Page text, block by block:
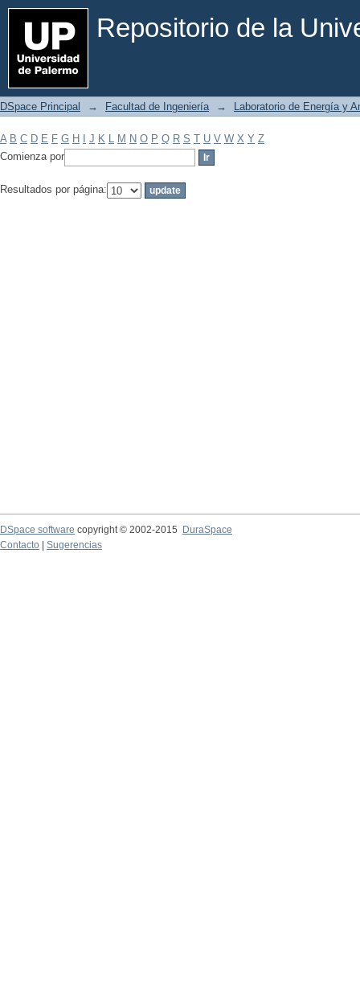
Repositorio de la
Filtrar por: Materia
DSpace Principal → Facultad de Ingeniería → Laboratorio de Energía y
A B C D E F G H J K L M N O P Q R S T U V W X Y Z
Comienza por
Resultados por página:
DSpace software copyright © 2002-2015
DuraSpace
Contacto
Sugerencias